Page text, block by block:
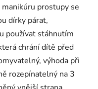
prostupy se
dírky párat,
používat stáhnutím
chrání dítě před
výhoda při
rozepínatelný na 3